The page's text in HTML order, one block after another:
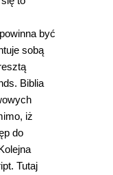
być
sobą
Biblia
iż
do
Tutaj